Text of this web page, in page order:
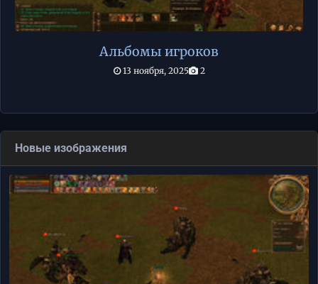
Альбомы игроков
13 ноября, 2025 2
Новые изображения